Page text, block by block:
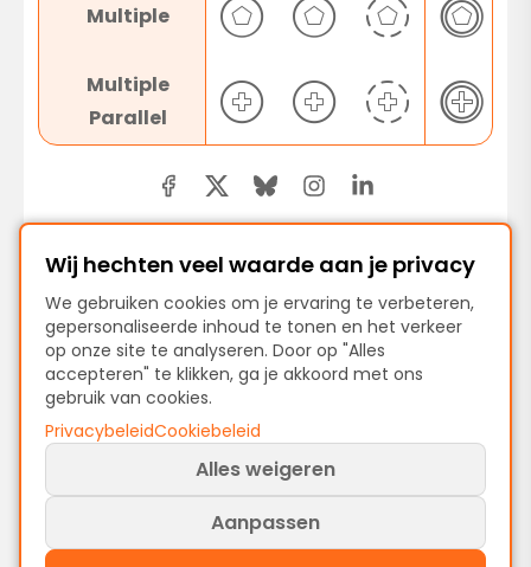
Multiple
Multiple
Parallel
Vorige
BPMN-gebeurtenistypen en Symbolen
End Events: procesafsluiting uitgelegd
Wij hechten veel waarde aan je privacy
We gebruiken cookies om je ervaring te verbeteren,
gepersonaliseerde inhoud te tonen en het verkeer
op onze site te analyseren. Door op "Alles
accepteren" te klikken, ga je akkoord met ons
gebruik van cookies.
PrivacybeleidCookiebeleid
Alles weigeren
Aanpassen